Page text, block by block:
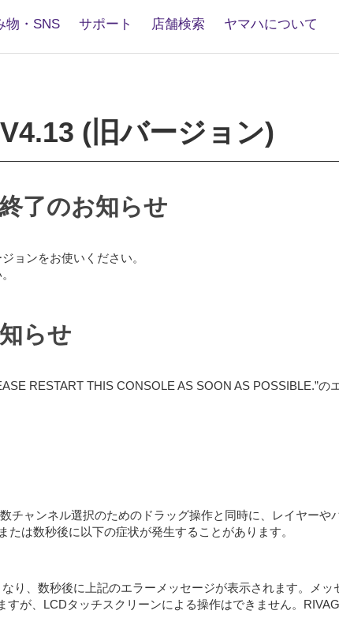
物・SNS サポート 店舗検索 ヤマハについて
(旧バージョン)
了のお知らせ
ョンをお使いください。
らせ
RESTART THIS CONSOLE AS SOON AS POSSIBLE.”の
ャンネル選択のためのドラッグ操作と同時に、レイヤーや
は数秒後に以下の症状が発生することがあります。
り、数秒後に上記のエラーメッセージが表示されます。メッ
が、LCDタッチスクリーンによる操作はできません。